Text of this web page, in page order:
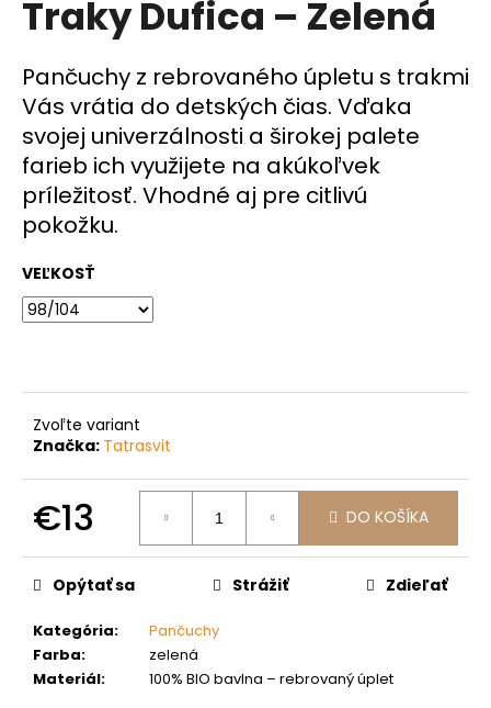
Traky Dufica – Zelená
Pančuchy z rebrovaného úpletu s trakmi
Vás vrátia do detských čias. Vďaka
svojej univerzálnosti a širokej palete
farieb ich využijete na akúkoľvek
príležitosť. Vhodné aj pre citlivú
pokožku.
VEĽKOSŤ
Zvoľte variant
Značka: Tatrasvit
€13
cena:
DO KOŠÍKA
Kategória:
Pančuchy
Farba:
zelená
Materiál: 100% BIO bavlna – rebrovaný úplet
Opýtať sa Strážiť Zdieľať
á
s
ť
?
p
o
ú
a
e